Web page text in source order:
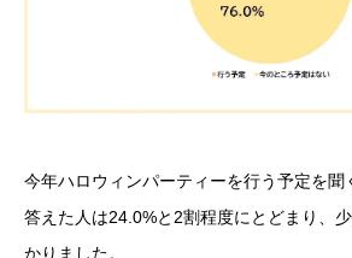
今年ハロウィンパーティーを行う予定を聞
答えた人は24.0%と2割程度にとどまり、
かりました。